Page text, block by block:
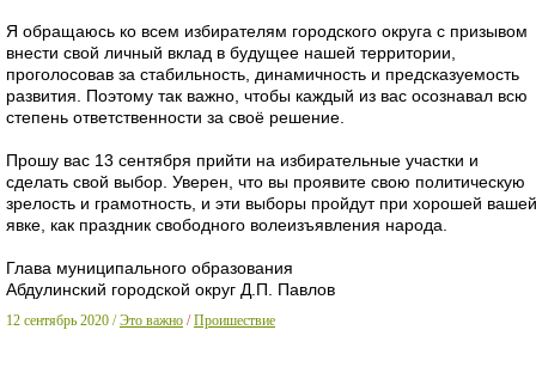
Я обращаюсь ко всем избирателям городского округа с призывом
внести свой личный вклад в будущее нашей территории,
проголосовав за стабильность, динамичность и предсказуемость
развития. Поэтому так важно, чтобы каждый из вас осознавал всю
степень ответственности за своё решение.
Прошу вас 13 сентября прийти на избирательные участки и
сделать свой выбор. Уверен, что вы проявите свою политическую
зрелость и грамотность, и эти выборы пройдут при хорошей вашей
явке, как праздник свободного волеизъявления народа.
Глава муниципального образования
Абдулинский городской округ Д.П. Павлов
12 сентябрь 2020 / Это важно /Проишествие